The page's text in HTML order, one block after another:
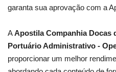
garanta sua aprovação com a
AApostila Companhia Docas
Portuário Administrativo -
proporcionar um melhor